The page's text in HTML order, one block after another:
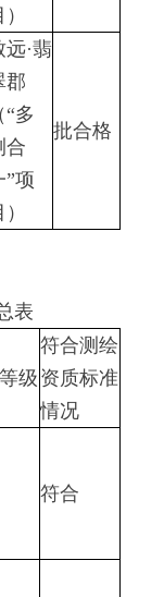
远·翡
郡
“多
合
”项
批合格
表
级
符合测绘
资质标准
情况
符合